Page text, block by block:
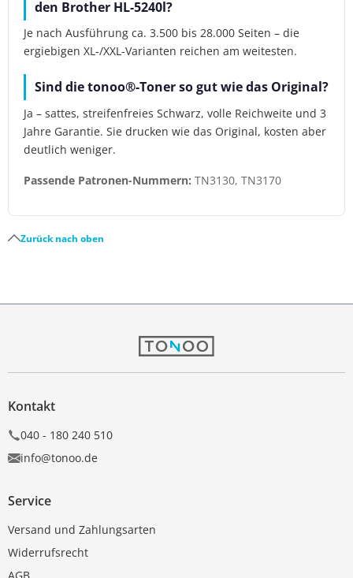
den Brother HL-5240l?
Je nach Ausführung ca. 3.500 bis 28.000 Seiten – die
ergiebigen XL-/XXL-Varianten reichen am weitesten.
Sind die tonoo®-Toner so gut wie das Original?
Ja – sattes, streifenfreies Schwarz, volle Reichweite und 3
Jahre Garantie. Sie drucken wie das Original, kosten aber
deutlich weniger.
Passende Patronen-Nummern: TN3130, TN3170
Zurück nach oben
Kontakt
040 - 180 240 510
info@tonoo.de
Service
Versand und Zahlungsarten
Widerrufsrecht